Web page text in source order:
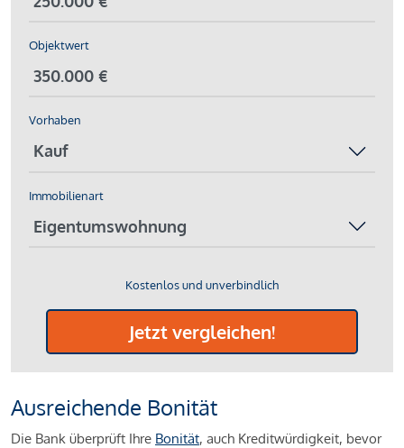
Objektwert
Vorhaben
Immobilienart
Kostenlos und unverbindlich
Jetzt vergleichen!
Ausreichende Bonität
Die Bank überprüft Ihre Bonität, auch Kreditwürdigkeit, bevor